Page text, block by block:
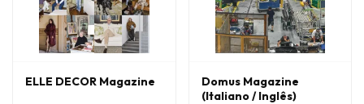
ELLE DECOR Magazine
Domus Magazine
(Italiano / Inglês)